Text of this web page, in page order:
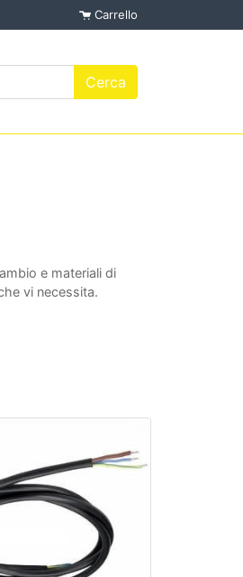
Carrello
e materiali di
vi necessita.